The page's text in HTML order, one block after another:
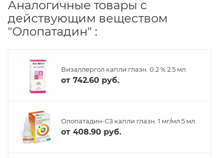
Аналогичные товары с
действующим веществом
"Олопатадин" :
Визаллергол капли глазн. 0.2 % 2.5 мл
от 742.60 руб.
Олопатадин-СЗ капли глазн. 1 мг/мл 5 мл
от 408.90 руб.